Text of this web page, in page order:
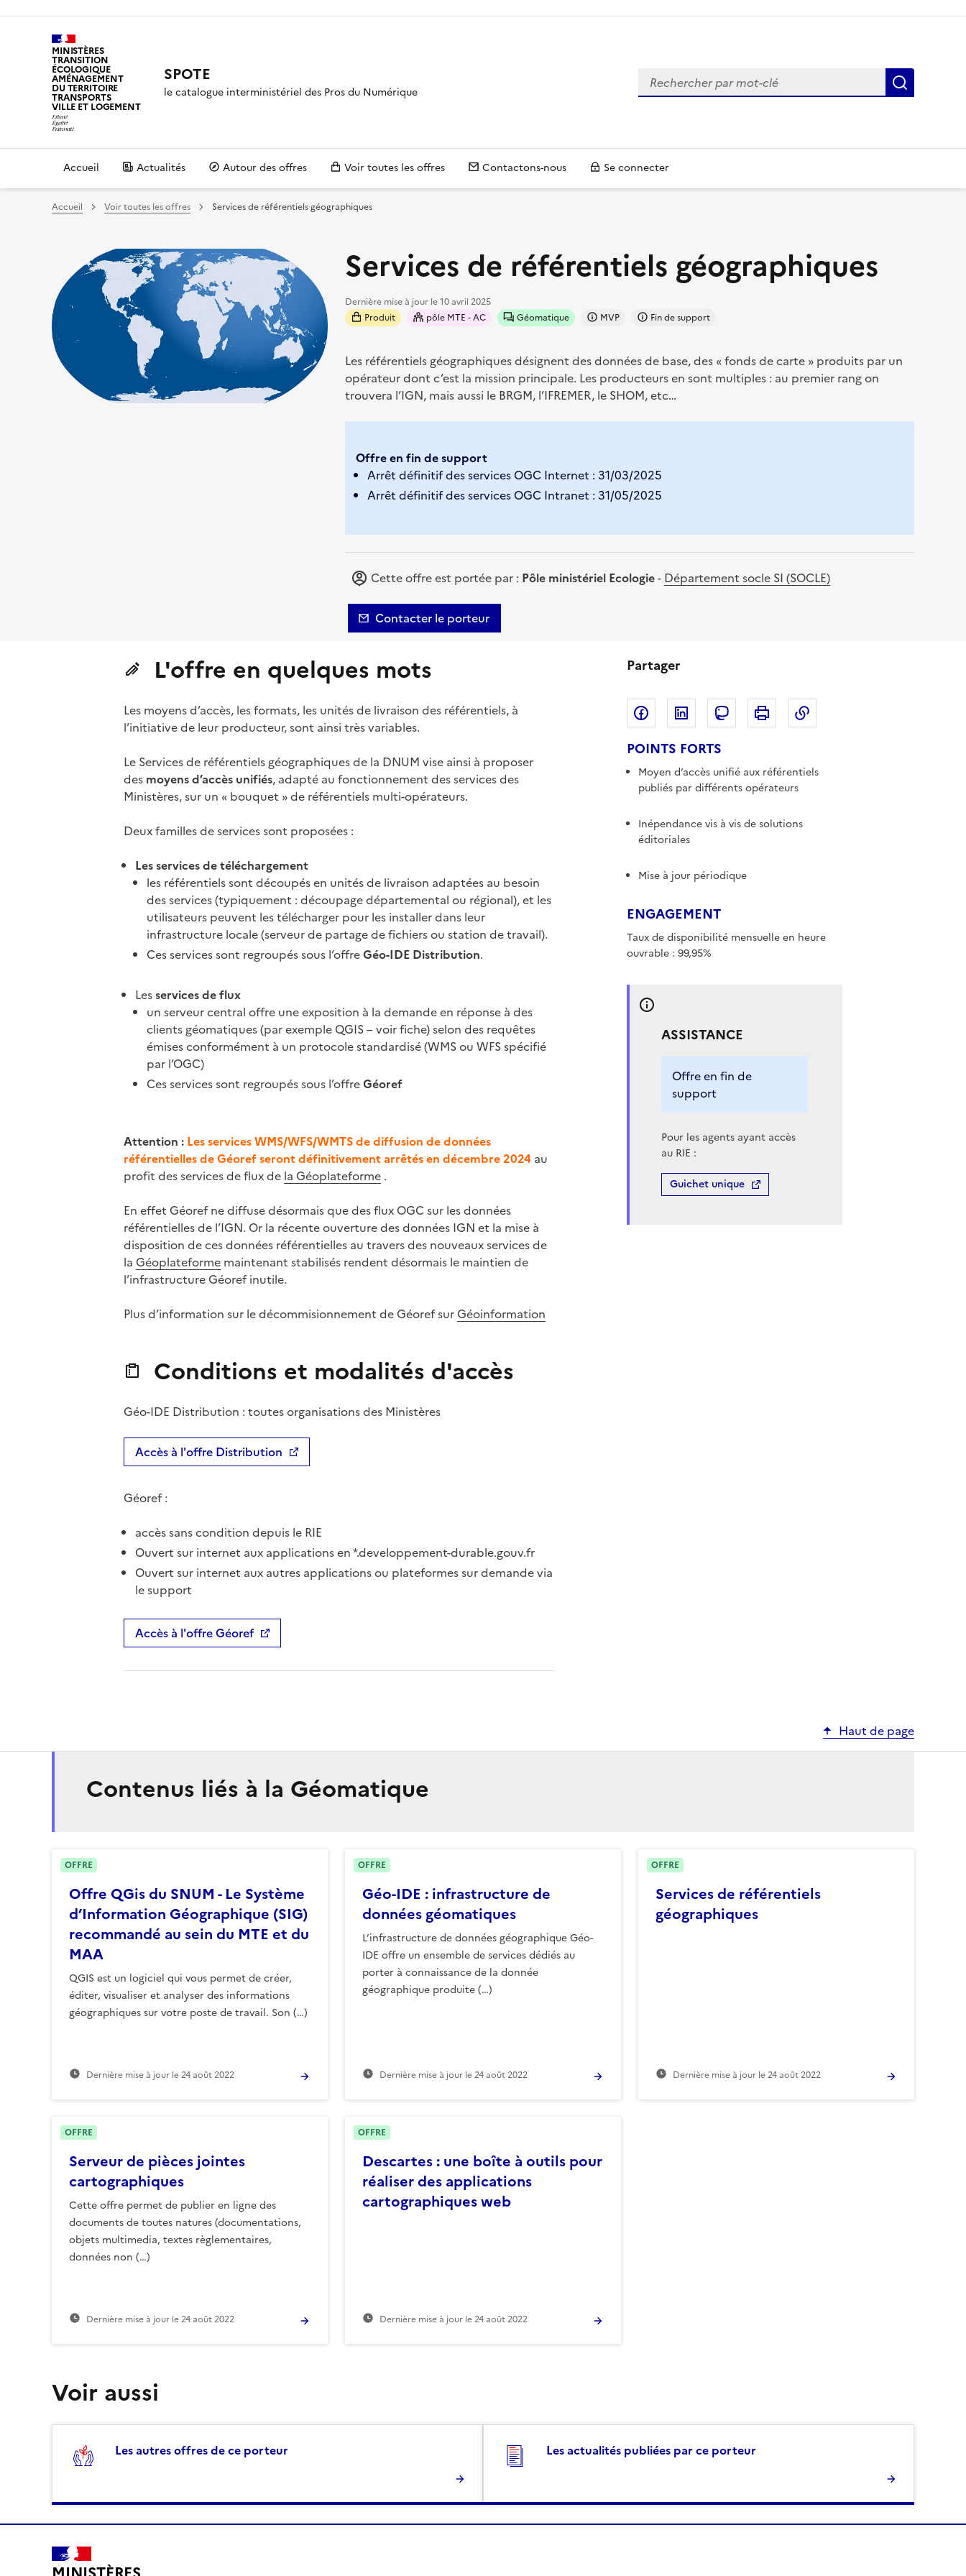
MINISTÈRES
TRANSITION
ÉCOLOGIQUE
AMÉNAGEMENT
DU TERRITOIRE
TRANSPORTS
VILLE ET LOGEMENT
SPOTE
le catalogue interministériel des Pros du Numérique
Rechercher
Accueil Actualités Autour des offres Voir toutes les offres Contactons-nous Se connecter
Accueil Voir toutes les offres Services de référentiels géographiques
Services de référentiels géographiques
Dernière mise à jour le10 avril 2025
Produit
pôle MTE - AC Géomatique MVP Fin de support
Les référentiels géographiques désignent des données de base, des « fonds de carte » produits par un
opérateur dont c’est la mission principale. Les producteurs en sont multiples : au premier rang on
trouvera l’IGN, mais aussi le BRGM, l’IFREMER, le SHOM, etc…
Offre en fin de support
Arrêt définitif des services OGC Internet : 31/03/2025
Arrêt définitif des services OGC Intranet : 31/05/2025
Cette offre est portée par : Pôle ministériel Ecologie- Département socle SI (SOCLE)
Contacter le porteur
L'offre en quelques mots
Les moyens d’accès, les formats, les unités de livraison des référentiels, à
l’initiative de leur producteur, sont ainsi très variables.
Le Services de référentiels géographiques de la DNUM vise ainsi à proposer
des moyens d’accès unifiés, adapté au fonctionnement des services des
Ministères, sur un « bouquet » de référentiels multi-opérateurs.
Deux familles de services sont proposées :
Les services de téléchargement
les référentiels sont découpés en unités de livraison adaptées au besoin
des services (typiquement : découpage départemental ou régional), et les
utilisateurs peuvent les télécharger pour les installer dans leur
infrastructure locale (serveur de partage de fichiers ou station de travail).
Ces services sont regroupés sous l’offreGéo-IDE Distribution.
Lesservices de flux
un serveur central offre une exposition à la demande en réponse à des
clients géomatiques (par exemple QGIS – voir fiche) selon des requêtes
émises conformément à un protocole standardisé (WMS ou WFS spécifié
par l’OGC)
Ces services sont regroupés sous l’offreGéoref
Attention : Les services WMS/WFS/WMTS de diffusion de données
référentielles de Géoref seront définitivement arrêtés en décembre 2024 au
profit des services de flux de la Géoplateforme.
En effet Géoref ne diffuse désormais que des flux OGC sur les données
référentielles de l’IGN. Or la récente ouverture des données IGN et la mise à
disposition de ces données référentielles au travers des nouveaux services de
la Géoplateformemaintenant stabilisés rendent désormais le maintien de
l’infrastructure Géoref inutile.
Plus d’information sur le décommisionnement de Géoref surGéoinformation
Conditions et modalités d'accès
Géo-IDE Distribution : toutes organisations des Ministères
Accès à l'offre Distribution
Géoref :
accès sans condition depuis le RIE
Ouvert sur internet aux applications en *.developpement-durable.gouv.fr
Ouvert sur internet aux autres applications ou plateformes sur demande via
le support
Accès à l'offre Géoref
Partager
Partager sur Facebook
Partager sur LinkedIn
Partager sur Mastodon
Imprimer
POINTS FORTS
Moyen d’accès unifié aux référentiels
publiés par différents opérateurs
Inépendance vis à vis de solutions
éditoriales
Mise à jour périodique
ENGAGEMENT
Taux de disponibilité mensuelle en heure
ouvrable : 99,95%
ASSISTANCE
Offre en fin de
support
Pour les agents ayant accès
au RIE :
Guichet unique
Haut de page
Contenus liés à la Géomatique
Offre QGis du SNUM - Le Système
d’Information Géographique (SIG)
recommandé au sein du MTE et du
MAA
QGIS est un logiciel qui vous permet de créer,
éditer, visualiser et analyser des informations
géographiques sur votre poste de travail. Son (…)
Dernière mise à jour le24 août 2022
OFFRE
Géo-IDE : infrastructure de
données géomatiques
L’infrastructure de données géographique Géo-
IDE offre un ensemble de services dédiés au
porter à connaissance de la donnée
géographique produite (…)
Dernière mise à jour le24 août 2022
OFFRE
Services de référentiels
géographiques
Dernière mise à jour le24 août 2022
OFFRE
Serveur de pièces jointes
cartographiques
Cette offre permet de publier en ligne des
documents de toutes natures (documentations,
objets multimedia, textes règlementaires,
données non (…)
Dernière mise à jour le24 août 2022
OFFRE
Descartes : une boîte à outils pour
réaliser des applications
cartographiques web
Dernière mise à jour le24 août 2022
OFFRE
Voir aussi
Les autres offres de ce porteur Les actualités publiées par ce porteur